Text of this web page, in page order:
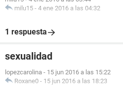
milu15 - 4 ene 2016 a las 04:32
1 respuesta
sexualidad
lopezcarolina - 15 jun 2016 a las 15:22
Roxane0 - 15 jun 2016 a las 18:23